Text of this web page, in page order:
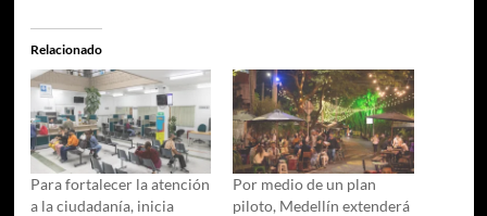
Relacionado
Para fortalecer la atención
a la ciudadanía, inicia
Por medio de un plan
piloto, Medellín extenderá